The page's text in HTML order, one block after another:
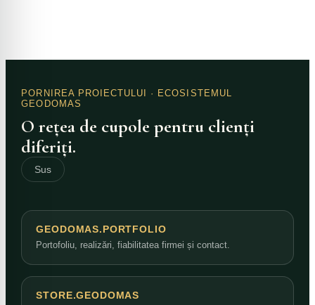
PORNIREA PROIECTULUI
· ECOSISTEMUL
GEODOMAS
O rețea de cupole pentru clienți
diferiți.
Sus
GEODOMAS.PORTFOLIO
Portofoliu, realizări, fiabilitatea firmei și contact.
STORE.GEODOMAS